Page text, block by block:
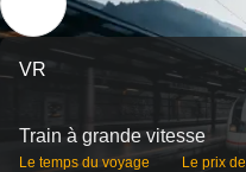
VR
Train à grande vitesse
Le temps du voyage Le prix de